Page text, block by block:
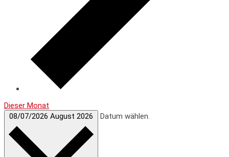
Dieser Monat
08/07/2026 August 2026 Datum wählen.